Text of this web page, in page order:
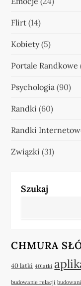
Flirt (14)
Kobiety(5)
Portale Randkowe
Psychologia (90)
Randki (60)
Randki
Związki (31)
Szukaj
CHMURA
40 latki 40latki
budowanie relacji